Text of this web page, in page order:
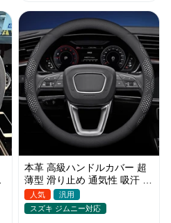
本革 高級ハンドルカバー 超
薄型 滑り止め 通気性 吸汗 快
適 耐久性 四季汎用 35~40CM
人気
汎用
スズキ ジムニー対応